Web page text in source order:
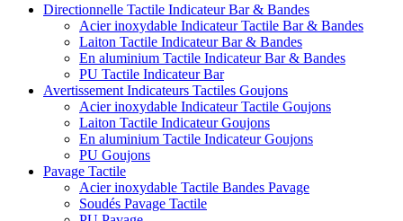
Directionnelle Tactile Indicateur Bar & Bandes
Acier inoxydable Indicateur Tactile Bar & Bandes
Laiton Tactile Indicateur Bar & Bandes
En aluminium Tactile Indicateur Bar & Bandes
PU Tactile Indicateur Bar
Avertissement Indicateurs Tactiles Goujons
Acier inoxydable Indicateur Tactile Goujons
Laiton Tactile Indicateur Goujons
En aluminium Tactile Indicateur Goujons
PU Goujons
Pavage Tactile
Acier inoxydable Tactile Bandes Pavage
Soudés Pavage Tactile